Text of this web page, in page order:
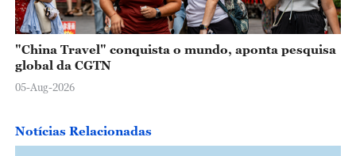
"China Travel" conquista o mundo, aponta pesquisa
global da CGTN
05-Aug-2026
Notícias Relacionadas